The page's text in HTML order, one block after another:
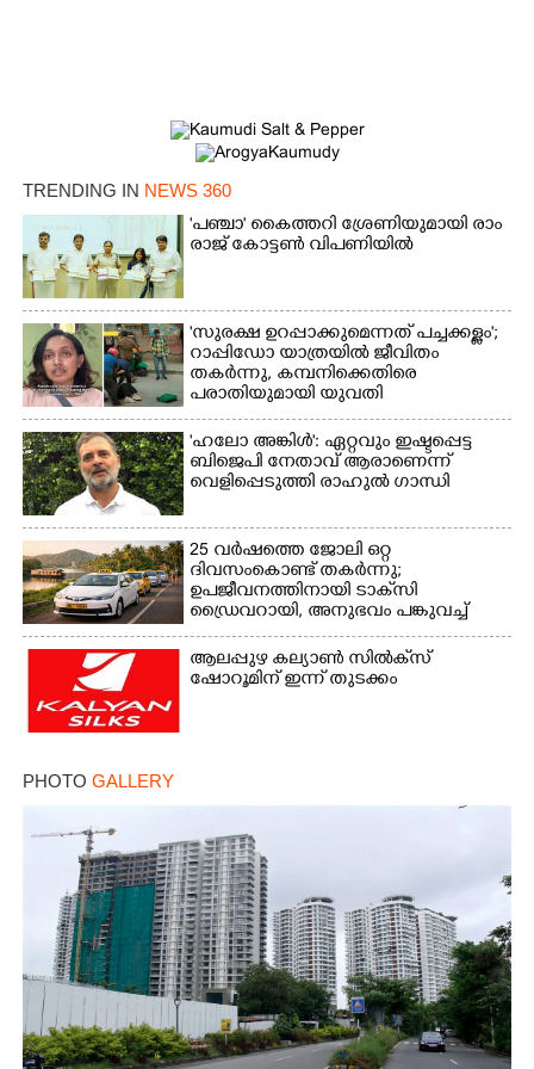
TRENDING IN NEWS 360
'​പ​ഞ്ചാ​'​ ​കൈ​ത്ത​റി​ ​ശ്രേ​ണി​യു​മാ​യി​ ​രാം​
രാ​ജ് ​കോ​ട്ടൺ വിപണിയിൽ
'സുരക്ഷ ഉറപ്പാക്കുമെന്നത് പച്ചക്കള്ളം';
റാപ്പിഡോ യാത്രയിൽ ജീവിതം
തകർന്നു, കമ്പനിക്കെതിരെ
പരാതിയുമായി യുവതി
'ഹലോ അങ്കിൾ': ഏറ്റവും ഇഷ്ടപ്പെട്ട
ബിജെപി നേതാവ് ആരാണെന്ന്
വെളിപ്പെടുത്തി രാഹുൽ ഗാന്ധി
25 വർഷത്തെ ജോലി ഒറ്റ
ദിവസംകൊണ്ട് തകർന്നു;
ഉപജീവനത്തിനായി ടാക്‌സി
ഡ്രൈവറായി,​ അനുഭവം പങ്കുവച്ച്
യുവതി
ആലപ്പുഴ കല്യാൺ സിൽക്‌സ്
ഷോറൂമിന് ഇന്ന് തുടക്കം
PHOTO GALLERY